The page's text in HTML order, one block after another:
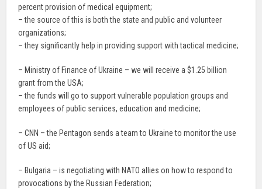
percent provision of medical equipment;
– the source of this is both the state and public and volunteer
organizations;
– they significantly help in providing support with tactical medicine;
– Ministry of Finance of Ukraine – we will receive a $1.25 billion
grant from the USA;
– the funds will go to support vulnerable population groups and
employees of public services, education and medicine;
– CNN – the Pentagon sends a team to Ukraine to monitor the use
of US aid;
– Bulgaria – is negotiating with NATO allies on how to respond to
provocations by the Russian Federation;